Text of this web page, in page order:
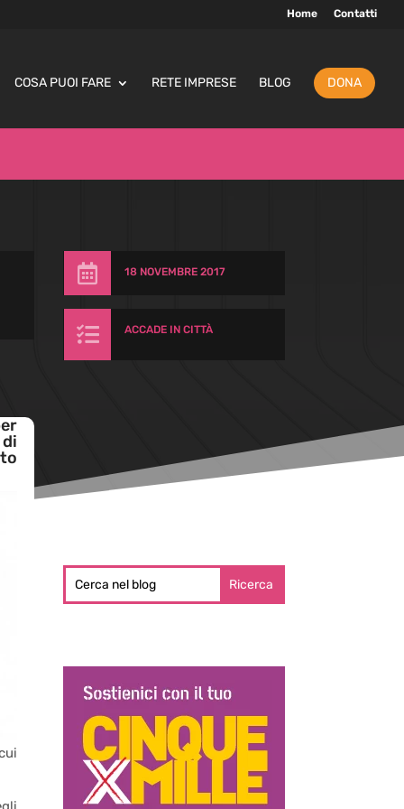
Home Contatti
COSA PUOI FARE RETE IMPRESE BLOG DONA
 18 NOVEMBRE 2017
 ACCADE IN CITTÀ